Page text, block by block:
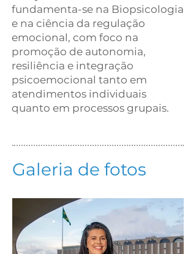
fundamenta-se na Biopsicologia
e na ciência da regulação
emocional, com foco na
promoção de autonomia,
resiliência e integração
psicoemocional tanto em
atendimentos individuais
quanto em processos grupais.
Galeria de fotos